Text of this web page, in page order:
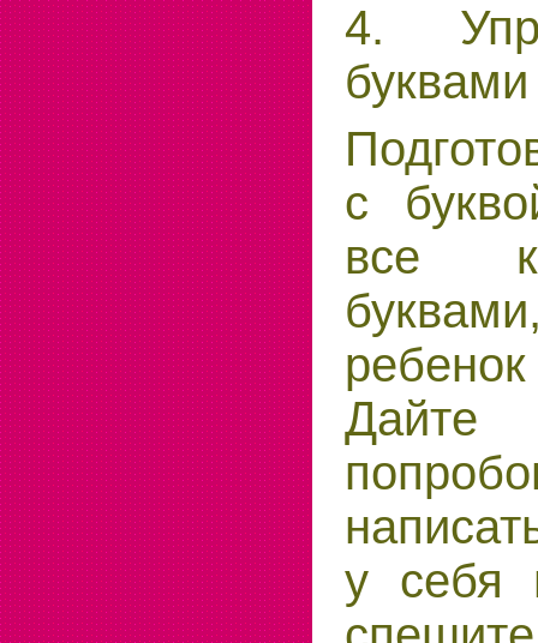
4.
буквами
с
все
у себя